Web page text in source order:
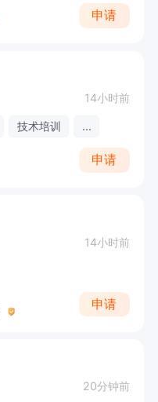
申请
14小时前
技术培训 ...
申请
14小时前
申请
20分钟前